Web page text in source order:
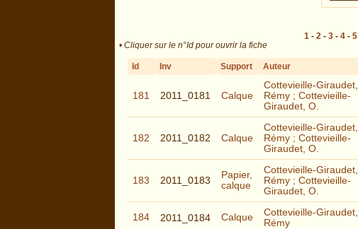
1 - 2 - 3 - 4 - 5
• Cliquer sur le n°Id pour ouvrir la fiche
Id Inv Support Auteur
181 2011_0181 Calque
Cottevieille-Giraudet,
Rémy ; Cottevieille-
Giraudet, O.
182 2011_0182 Calque
Cottevieille-Giraudet,
Rémy ; Cottevieille-
Giraudet, O.
183 2011_0183
Papier,
calque
Cottevieille-Giraudet,
Rémy ; Cottevieille-
Giraudet, O.
184 2011_0184 Calque
Cottevieille-Giraudet,
Rémy